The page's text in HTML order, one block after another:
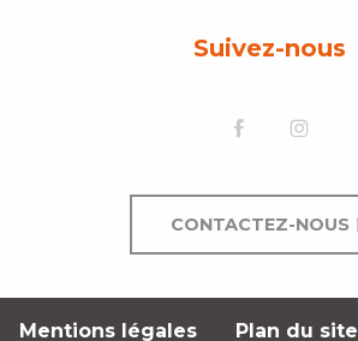
Suivez-nous
CONTACTEZ-NOUS
Mentions légales Plan du site